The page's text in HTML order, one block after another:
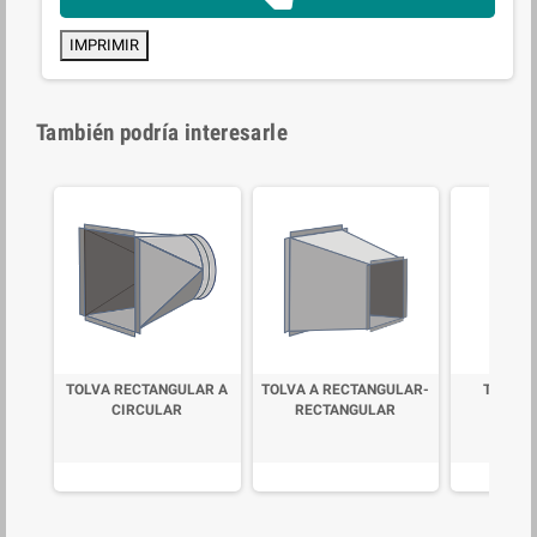
IMPRIMIR
También podría interesarle
TOLVA RECTANGULAR A
CIRCULAR
TOLVA A RECTANGULAR-
RECTANGULAR
TAPA